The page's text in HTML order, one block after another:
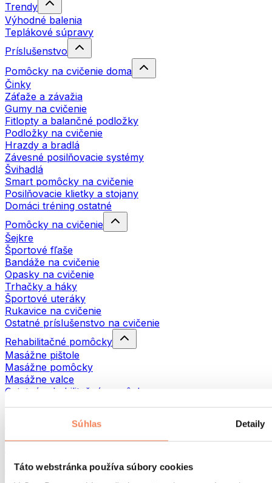
Súhlas Detaily
Táto webstránka používa súbory cookies
Trendy
Výhodné balenia
Teplákové súpravy
Príslušenstvo
Pomôcky na cvičenie doma
Činky
Záťaže a závažia
Gumy na cvičenie
Fitlopty a balančné podložky
Podložky na cvičenie
Hrazdy a bradlá
Závesné posilňovacie systémy
Švihadlá
Smart pomôcky na cvičenie
Posilňovacie klietky a stojany
Domáci tréning ostatné
Pomôcky na cvičenie
Šejkre
Športové fľaše
Bandáže na cvičenie
Opasky na cvičenie
Trhačky a háky
Športové uteráky
Rukavice na cvičenie
Ostatné príslušenstvo na cvičenie
Rehabilitačné pomôcky
Masážne pištole
Masážne pomôcky
Masážne valce
Ostatné rehabilitačné pomôcky
Tašky a batohy
Tašky na jedlo a príslušenstvo
Pomôcky podľa aktivity
Beh